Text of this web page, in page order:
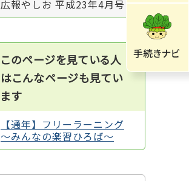
広報やしお 平成23年4月号
このページを見ている人
はこんなページも見てい
ます
【通年】フリーラーニング
～みんなの楽習ひろば～